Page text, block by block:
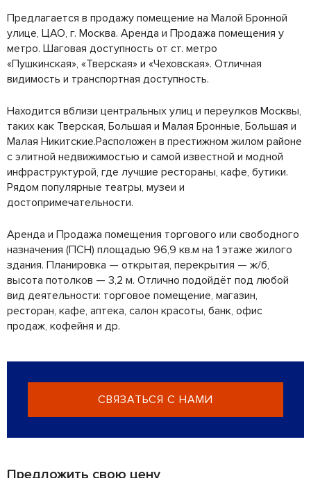
Предлагается в продажу помещение на Малой Бронной
улице, ЦАО, г. Москва. Аренда и Продажа помещения у
метро. Шаговая доступность от ст. метро
«Пушкинская», «Тверская» и «Чеховская». Отличная
видимость и транспортная доступность.
Находится вблизи центральных улиц и переулков Москвы,
таких как Тверская, Большая и Малая Бронные, Большая и
Малая Никитские.Расположен в престижном жилом районе
с элитной недвижимостью и самой известной и модной
инфраструктурой, где лучшие рестораны, кафе, бутики.
Рядом популярные театры, музеи и
достопримечательности.
Аренда и Продажа помещения торгового или свободного
назначения (ПСН) площадью 96,9 кв.м на 1 этаже жилого
здания. Планировка — открытая, перекрытия — ж/б,
высота потолков — 3,2 м. Отлично подойдёт под любой
вид деятельности: торговое помещение, магазин,
ресторан, кафе, аптека, салон красоты, банк, офис
продаж, кофейня и др.
СВЯЗАТЬСЯ С НАМИ
Предложить свою цену